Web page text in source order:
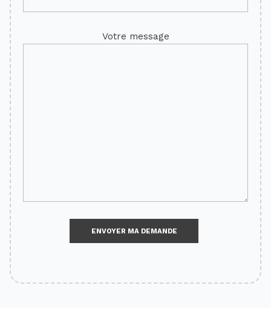
Votre message